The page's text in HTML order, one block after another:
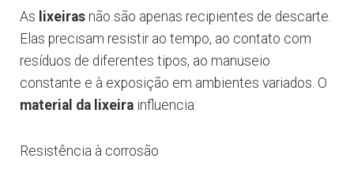
As lixeiras não são apenas recipientes de descarte.
Elas precisam resistir ao tempo, ao contato com
resíduos de diferentes tipos, ao manuseio
constante e à exposição em ambientes variados. O
material da lixeira influencia:
Resistência à corrosão